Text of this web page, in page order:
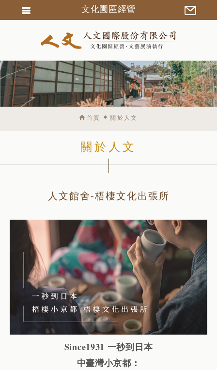
首頁 關於人文
關於人文
人文館舍-梧棲文化出張所
Since1931 一秒到日本
中臺灣小京都：
文化園區經營
會員註冊
忘記密碼
訂單查詢
匯款通知